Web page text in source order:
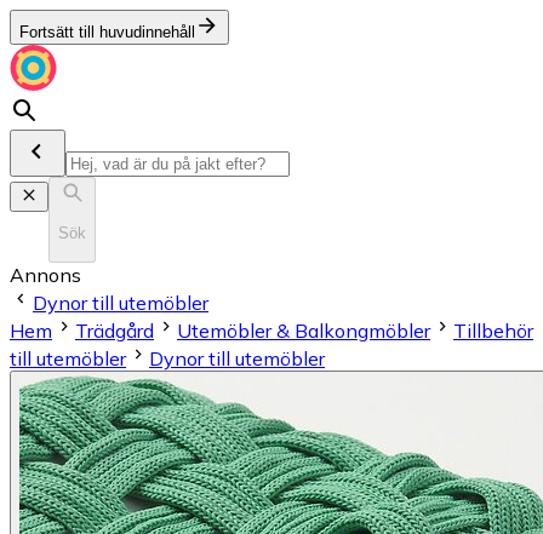
Fortsätt till huvudinnehåll
Sök
Annons
Dynor till utemöbler
Hem
Trädgård Utemöbler & Balkongmöbler
Tillbehör
till utemöbler
Dynor till utemöbler